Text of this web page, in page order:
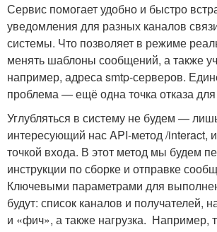
Сервис помогает удобно и быстро
уведомления для разных каналов
системы. Что позволяет в режиме
менять шаблоны сообщений, а также
например, адреса smtp-серверов.
проблема — ещё одна точка отказа для
Углубляться в систему не будем —
интересующий нас API-метод /interact,
точкой входа. В этот метод мы будем
инструкции по сборке и отправке
Ключевыми параметрами для
будут: список каналов и получателей,
и «фич», а также нагрузка. Например,